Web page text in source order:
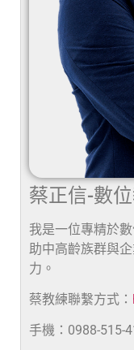
蔡正信-數
我是一位專精於
助中高齡族群與
力。
蔡教練聯繫方式：
手機：0988-515-